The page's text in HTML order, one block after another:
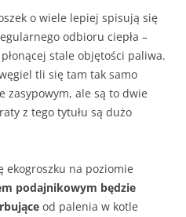
o wiele lepiej spisują się
odbioru ciepła –
stale objętości paliwa.
tli się tam tak samo
zasypowym, ale są to dwie
z tego tytułu są dużo
ekogroszku na poziomie
podajnikowym będzie
od palenia w kotle